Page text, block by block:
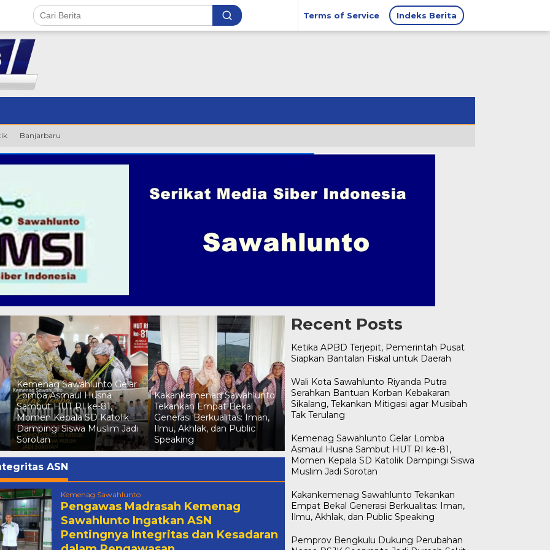
Terms of Service Indeks Berita
Banjarbaru
Kemenag Sawahlunto Gelar
Lomba Asmaul Husna
Sambut HUT RI ke-81,
Momen Kepala SD Katolik
Dampingi Siswa Muslim Jadi
Sorotan
Kakankemenag Sawahlunto
Tekankan Empat Bekal
Generasi Berkualitas: Iman,
Ilmu, Akhlak, dan Public
Speaking
Pemprov Bengkulu Dukung
Perubahan Nama RSJK
Umum Merah Putih
Bantalan Fiskal untuk
ASN
Kemenag Sawahlunto
Pengawas Madrasah Kemenag
Sawahlunto Ingatkan ASN
Pentingnya Integritas dan Kesadaran
Recent Posts
Ketika APBD Terjepit, Pemerintah Pusat
Siapkan Bantalan Fiskal untuk Daerah
Wali Kota Sawahlunto Riyanda Putra
Serahkan Bantuan Korban Kebakaran
Sikalang, Tekankan Mitigasi agar Musibah
Tak Terulang
Kemenag Sawahlunto Gelar Lomba
Asmaul Husna Sambut HUT RI ke-81,
Momen Kepala SD Katolik Dampingi Siswa
Muslim Jadi Sorotan
Kakankemenag Sawahlunto Tekankan
Empat Bekal Generasi Berkualitas: Iman,
Ilmu, Akhlak, dan Public Speaking
Pemprov Bengkulu Dukung Perubahan